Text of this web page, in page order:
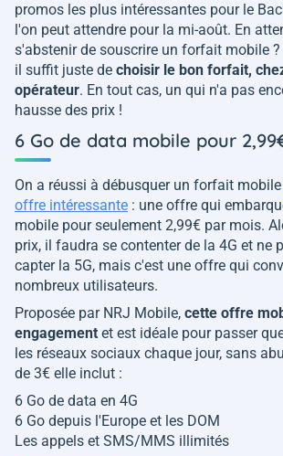
promos les plus intéressantes pour le
l'on peut attendre pour la mi-août. En
s'abstenir de souscrire un forfait mobile
il suffit juste de choisir le bon forfait,
opérateur. En tout cas, un qui n'a pas
hausse des prix !
6 Go de data mobile pour
On a réussi à débusquer un forfait mobile
offre intéressante : une offre qui
mobile pour seulement 2,99€ par mois.
prix, il faudra se contenter de la 4G et ne
capter la 5G, mais c'est une offre qui
nombreux utilisateurs.
Proposée par NRJ Mobile, cette offre
engagement et est idéale pour passer
les réseaux sociaux chaque jour, sans
de 3€ elle inclut :
6 Go de data en 4G
6 Go depuis l'Europe et les DOM
Les appels et SMS/MMS illimités